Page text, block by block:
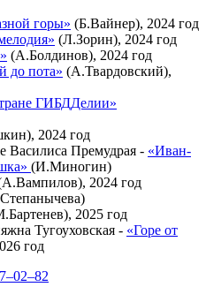
горы» (Б.Вайнер), 2024 год
(Л.Зорин), 2024 год
(А.Болдинов), 2024 год
до пота» (А.Твардовский),
ГИБДДелии»
2024 год
Василиса Премудрая - «Иван-
(И.Миногин)
2024 год
2025 год
Тугоуховская - «Горе от
год